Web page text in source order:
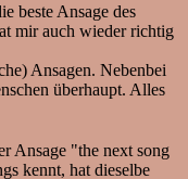
beste Ansage des
mir auch wieder richtig
Ansagen. Nebenbei
überhaupt. Alles
Ansage "the next song
kennt, hat dieselbe